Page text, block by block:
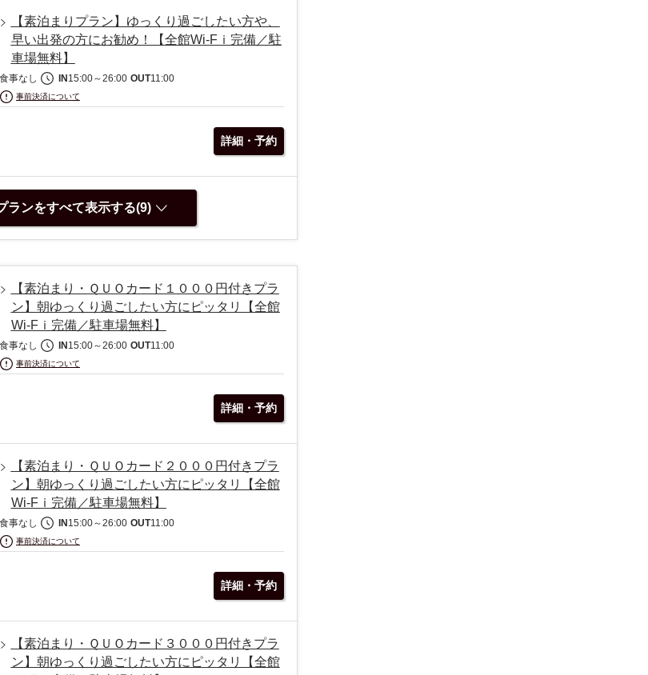
【素泊まりプラン】ゆっくり過ごしたい方や、
早い出発の方にお勧め！【全館Wi-Fｉ完備／駐
車場無料】
食事なし IN15:00～26:00 OUT11:00
事前決済について
詳細・予約
ランをすべて表示する(9)
【素泊まり・ＱＵＯカード１０００円付きプラ
ン】朝ゆっくり過ごしたい方にピッタリ【全館
Wi-Fｉ完備／駐車場無料】
食事なし IN15:00～26:00 OUT11:00
事前決済について
詳細・予約
【素泊まり・ＱＵＯカード２０００円付きプラ
ン】朝ゆっくり過ごしたい方にピッタリ【全館
Wi-Fｉ完備／駐車場無料】
食事なし IN15:00～26:00 OUT11:00
事前決済について
詳細・予約
【素泊まり・ＱＵＯカード３０００円付きプラ
ン】朝ゆっくり過ごしたい方にピッタリ【全館